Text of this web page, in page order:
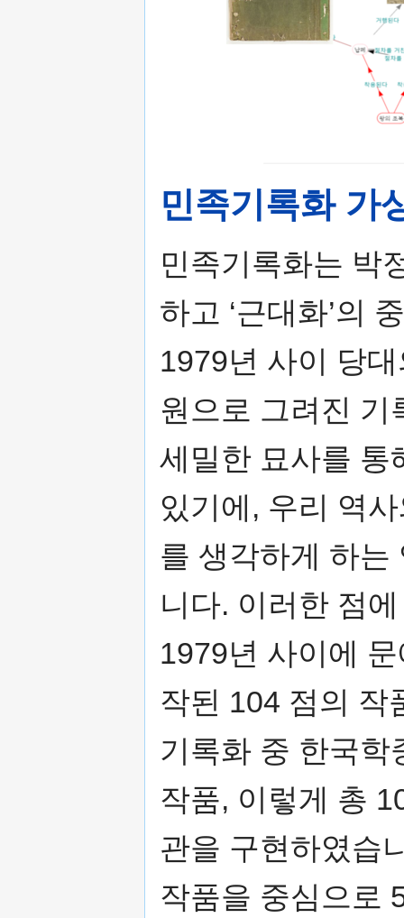
민족기록화 가
민족기록화는 박
하고 ‘근대화’의
1979년 사이 당
원으로 그려진 기
세밀한 묘사를 통
있기에, 우리 역
를 생각하게 하는
니다. 이러한 점
1979년 사이에
작된 104 점의 작
기록화 중 한국학
작품, 이렇게 총
관을 구현하였습
작품을 중심으로